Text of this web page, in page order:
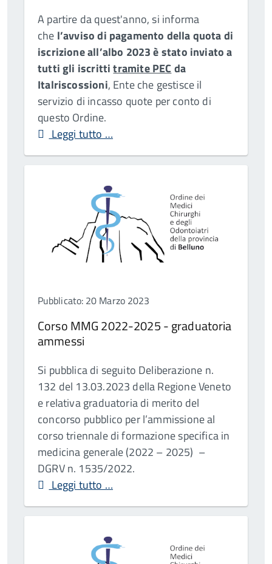
A partire da quest'anno, si informa
che l’avviso di pagamento della quota di
iscrizione all’albo 2023 è stato inviato a
tutti gli iscrittitramite PEC da
Italriscossioni, Ente che gestisce il
servizio di incasso quote per conto di
questo Ordine.
Leggi tutto …
Pubblicato: 20 Marzo 2023
Corso MMG 2022-2025 - graduatoria
ammessi
Si pubblica di seguito Deliberazione n.
132 del 13.03.2023 della Regione Veneto
e relativa graduatoria di merito del
concorso pubblico per l’ammissione al
corso triennale di formazione specifica in
medicina generale (2022 – 2025) –
DGRV n. 1535/2022.
Leggi tutto …